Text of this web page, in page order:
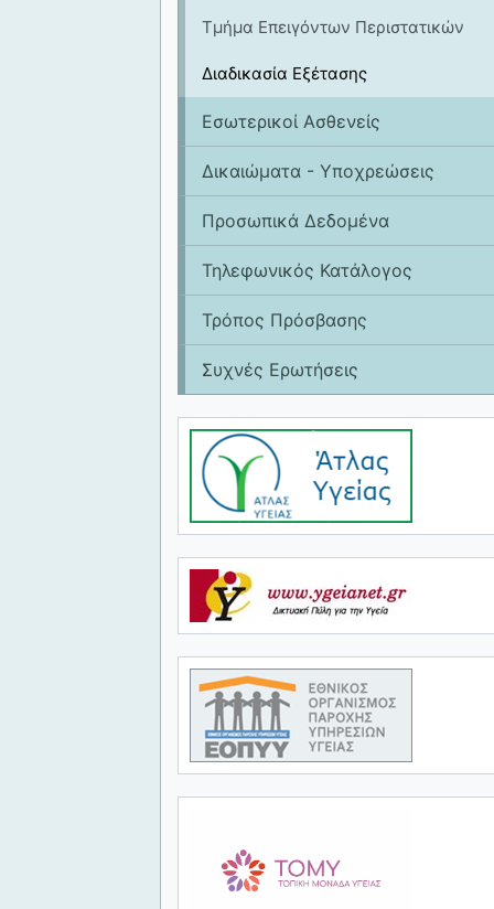
Τμήμα Επειγόντων Περιστατικών
Διαδικασία Εξέτασης
Εσωτερικοί Ασθενείς
Δικαιώματα - Υποχρεώσεις
Προσωπικά Δεδομένα
Τηλεφωνικός Κατάλογος
Τρόπος Πρόσβασης
Συχνές Ερωτήσεις